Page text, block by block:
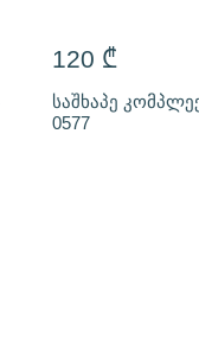
120 ₾
საშხაპე
0577